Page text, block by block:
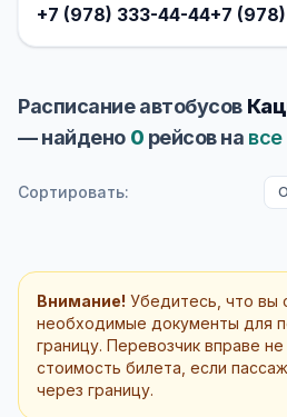
+7 (978) 333-44-44+7
Расписание автобусов
— найдено 0 рейсов на
Сортировать:
Внимание! Убедитесь, что вы
необходимые документы для
границу. Перевозчик вправе
стоимость билета, если
через границу.